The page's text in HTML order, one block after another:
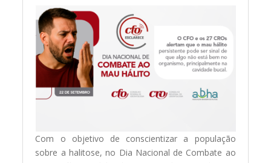
Com o objetivo de conscientizar a população
sobre a halitose, no Dia Nacional de Combate ao